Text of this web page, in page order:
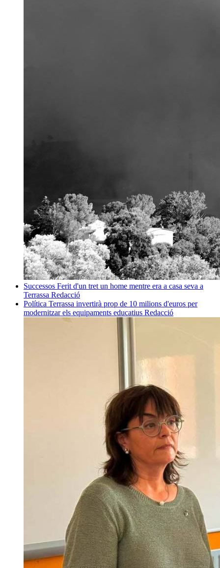
Successos Ferit d'un tret un home mentre era a casa seva a
Terrassa Redacció
Política Terrassa invertirà prop de 10 milions d'euros per
modernitzar els equipaments educatius Redacció